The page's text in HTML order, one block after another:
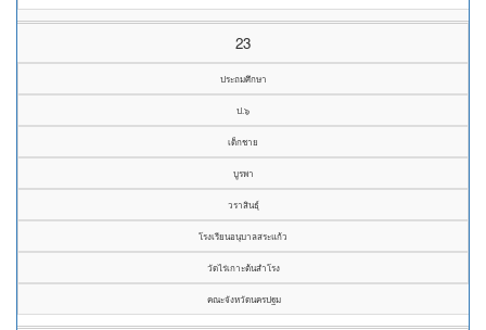
23
ประถมศึกษา
ป.๖
เด็กชาย
บูรพา
วราสินธุ์
โรงเรียนอนุบาลสระแก้ว
วัดไร่เกาะต้นสำโรง
คณะจังหวัดนครปฐม